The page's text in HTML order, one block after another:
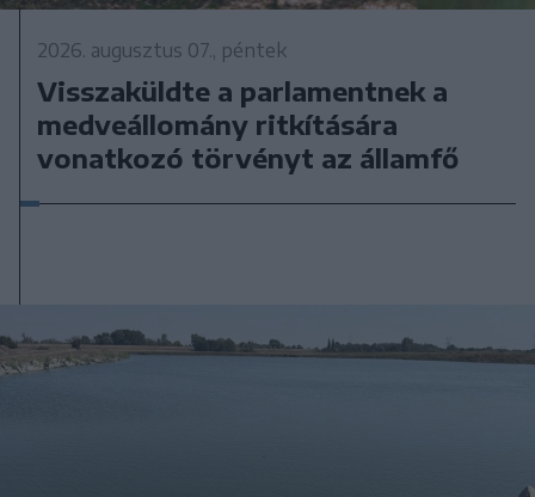
2026. augusztus 07., péntek
Visszaküldte a parlamentnek a
medveállomány ritkítására
vonatkozó törvényt az államfő